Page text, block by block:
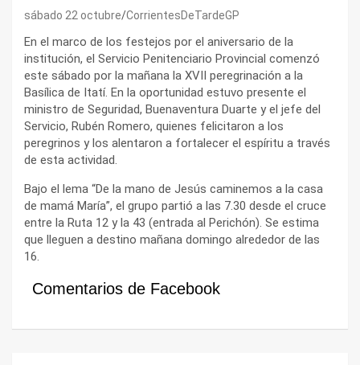
sábado 22 octubre CorrientesDeTardeGP
En el marco de los festejos por el aniversario de la
institución, el Servicio Penitenciario Provincial comenzó
este sábado por la mañana la XVII peregrinación a la
Basílica de Itatí. En la oportunidad estuvo presente el
ministro de Seguridad, Buenaventura Duarte y el jefe del
Servicio, Rubén Romero, quienes felicitaron a los
peregrinos y los alentaron a fortalecer el espíritu a través
de esta actividad.
Bajo el lema “De la mano de Jesús caminemos a la casa
de mamá María”, el grupo partió a las 7.30 desde el cruce
entre la Ruta 12 y la 43 (entrada al Perichón). Se estima
que lleguen a destino mañana domingo alrededor de las
16.
Comentarios de Facebook